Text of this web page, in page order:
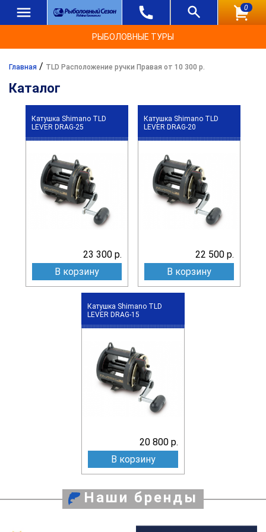
0
РЫБОЛОВНЫЕ ТУРЫ
Главная / TLD Расположение ручки Правая от 10 300 р.
Каталог
Катушка Shimano TLD
LEVER DRAG-25
23 300 р.
В корзину
Катушка Shimano TLD
LEVER DRAG-20
22 500 р.
В корзину
Катушка Shimano TLD
LEVER DRAG-15
20 800 р.
В корзину
Наши бренды